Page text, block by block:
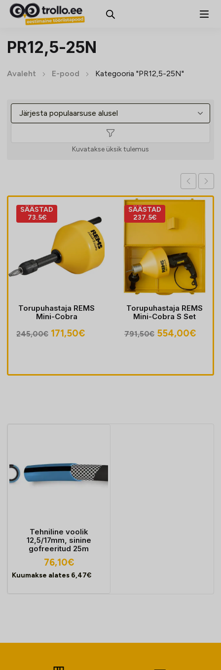
PR12,5-25N
Avaleht E-pood Kategooria "PR12,5-25N"
Kuvatakse üksik tulemus
SÄÄSTAD
73.5€
Torupuhastaja REMS
Mini-Cobra
245,00€ Algne
171,50€Praegune
SÄÄSTAD
237.5€
Torupuhastaja REMS
Mini-Cobra S Set
791,50€ Algne
554,00€
Tehniline voolik
12,5/17mm, sinine
gofreeritud 25m
76,10€
Kuumakse alates 6,47€